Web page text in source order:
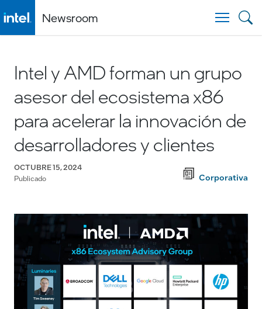
Newsroom
Intel y AMD forman un grupo
asesor del ecosistema x86
para acelerar la innovación de
desarrolladores y clientes
OCTUBRE 15, 2024
Publicado
Corporativa